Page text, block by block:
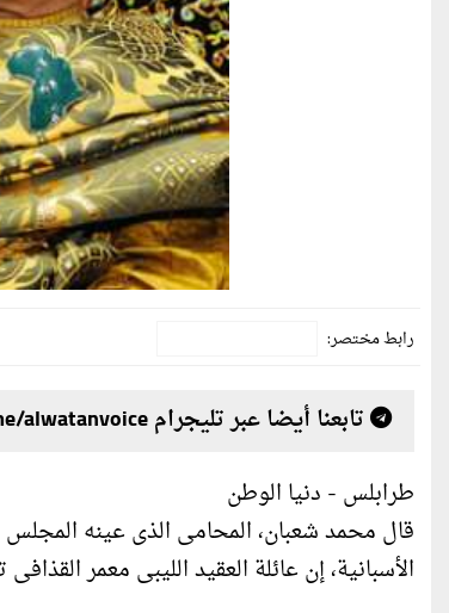
رابط مختصر:
تابعنا أيضا عبر تليجرام t.me/alwatanvoice
طرابلس - دنيا الوطن
قال محمد شعبان، المحامى الذى عينه المجلس
الأسبانية، إن عائلة العقيد الليبى معمر